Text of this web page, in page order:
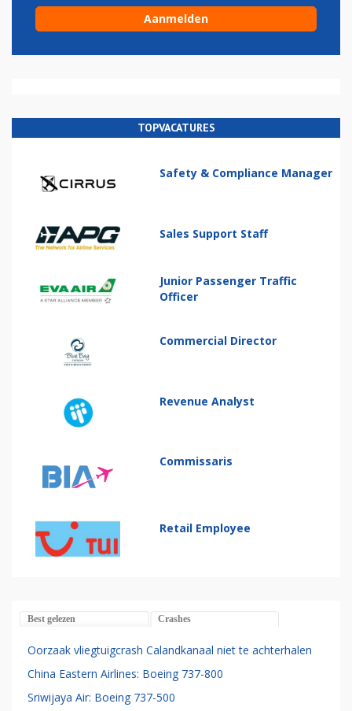
TOPVACATURES
Safety & Compliance Manager
Sales Support Staff
Junior Passenger Traffic
Officer
Commercial Director
Revenue Analyst
Commissaris
Retail Employee
Best gelezen Crashes
Oorzaak vliegtuigcrash Calandkanaal niet te achterhalen
China Eastern Airlines: Boeing 737-800
Sriwijaya Air: Boeing 737-500